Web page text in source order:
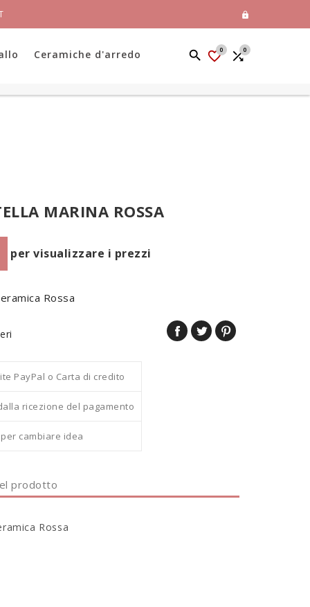

Ceramiche d'arredo 0 0
MARINA ROSSA
per visualizzare i prezzi
Rossa
PayPal o Carta di credito
ricezione del pagamento
per cambiare idea
prodotto
Rossa